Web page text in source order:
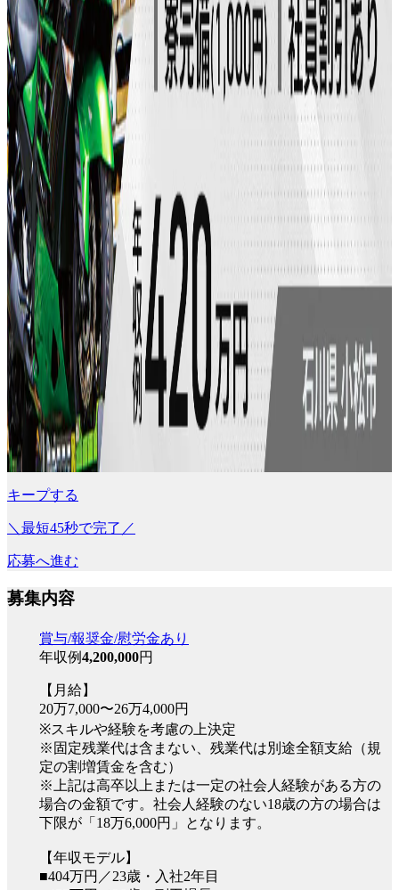
キープする
＼最短45秒で完了／
応募へ進む
募集内容
賞与/報奨金/慰労金あり
年収例4,200,000円
【月給】
20万7,000〜26万4,000円
※スキルや経験を考慮の上決定
※固定残業代は含まない、残業代は別途全額支給（規
定の割増賃金を含む）
※上記は高卒以上または一定の社会人経験がある方の
場合の金額です。社会人経験のない18歳の方の場合は
下限が「18万6,000円」となります。
【年収モデル】
■404万円／23歳・入社2年目